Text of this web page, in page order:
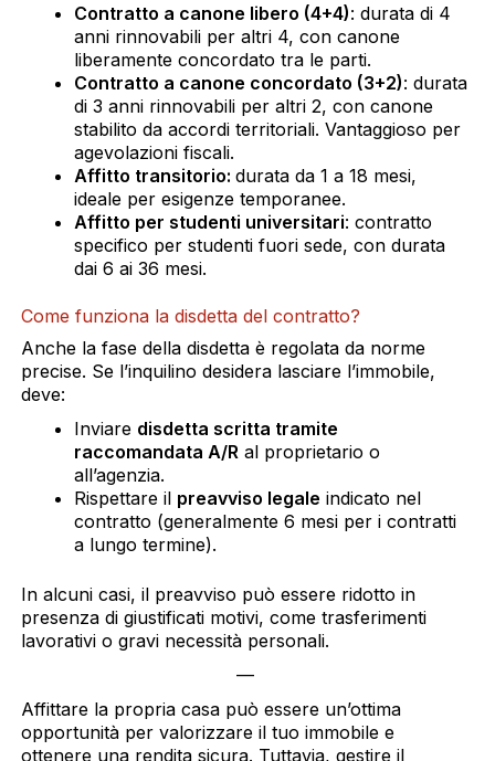
Contratto a canone libero (4+4): durata di 4
anni rinnovabili per altri 4, con canone
liberamente concordato tra le parti.
Contratto a canone concordato (3+2): durata
di 3 anni rinnovabili per altri 2, con canone
stabilito da accordi territoriali. Vantaggioso per
agevolazioni fiscali.
Affitto transitorio: durata da 1 a 18 mesi,
ideale per esigenze temporanee.
Affitto per studenti universitari: contratto
specifico per studenti fuori sede, con durata
dai 6 ai 36 mesi.
Come funziona la disdetta del contratto?
Anche la fase della disdetta è regolata da norme
precise. Se l’inquilino desidera lasciare l’immobile,
deve:
Inviare disdetta scritta tramite
raccomandata A/R al proprietario o
all’agenzia.
Rispettare il preavviso legale indicato nel
contratto (generalmente 6 mesi per i contratti
a lungo termine).
In alcuni casi, il preavviso può essere ridotto in
presenza di giustificati motivi, come trasferimenti
lavorativi o gravi necessità personali.
—
Affittare la propria casa può essere un’ottima
opportunità per valorizzare il tuo immobile e
ottenere una rendita sicura. Tuttavia, gestire il